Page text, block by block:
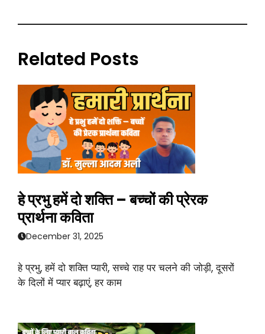
Related Posts
हे प्रभु हमें दो शक्ति – बच्चों की प्रेरक
प्रार्थना कविता
December 31, 2025
हे प्रभु, हमें दो शक्ति प्यारी, सच्चे राह पर चलने की जोड़ी, दूसरों
के दिलों में प्यार बढ़ाएं, हर काम